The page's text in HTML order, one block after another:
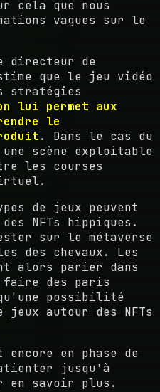
cela que nous
vagues sur le
directeur de
que le jeu vidéo
stratégies
lui permet aux
le
. Dans le cas du
scène exploitable
les courses
de jeux peuvent
NFTs hippiques.
sur le métaverse
des chevaux. Les
alors parier dans
des paris
possibilité
autour des NFTs
en phase de
jusqu'à
en savoir plus.